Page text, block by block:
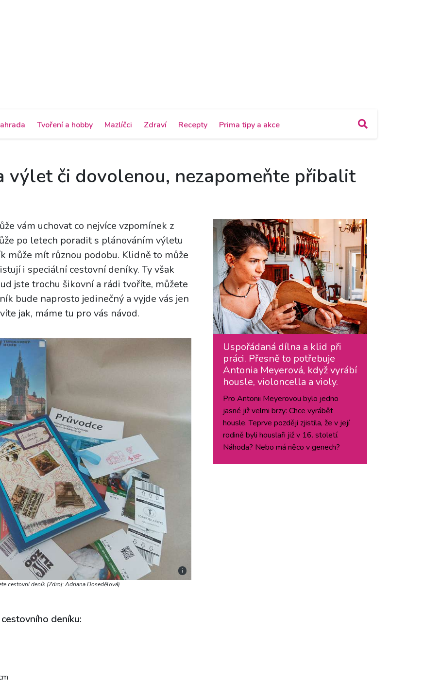
Tvoření a hobby Mazlíčci Zdraví Recepty Prima tipy a akce
výlet či dovolenou, nezapomeňte přibalit
vám uchovat co nejvíce vzpomínek z
po letech poradit s plánováním výletu
může mít různou podobu. Klidně to může
i speciální cestovní deníky. Ty však
jste trochu šikovní a rádi tvoříte, můžete
bude naprosto jedinečný a vyjde vás jen
jak, máme tu pro vás návod.
i
cestovní deník (Zdroj: Adriana Dosedělová)
deníku:
Uspořádaná dílna a klid při
práci. Přesně to potřebuje
Antonia Meyerová, když vyrábí
housle, violoncella a violy.
Pro Antonii Meyerovou bylo jedno
jasné již velmi brzy: Chce vyrábět
housle. Teprve později zjistila, že v její
rodině byli houslaři již v 16. století.
Náhoda? Nebo má něco v genech?